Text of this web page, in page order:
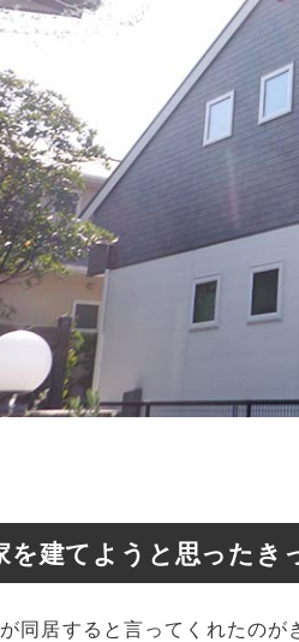
を建てようと思ったき
同居すると言ってくれたのが